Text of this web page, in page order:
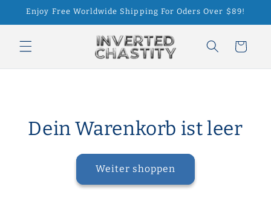
zum
Inhalt
Enjoy Free Worldwide Shipping For Oders Over $89!
Warenkorb
Dein Warenkorb ist leer
Weiter shoppen